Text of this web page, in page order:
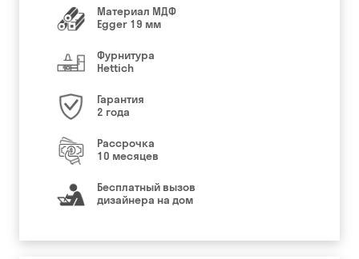
Материал МДФ
Egger 19 мм
Фурнитура
Hettich
Гарантия
2 года
Рассрочка
10 месяцев
Бесплатный вызов
дизайнера на дом